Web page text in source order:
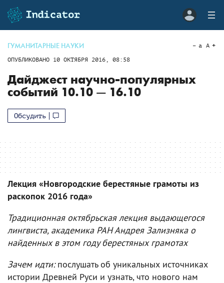
ГУМАНИТАРНЫЕ НАУКИ
ОПУБЛИКОВАНО 10 ОКТЯБРЯ 2016, 08:58
a A
Дайджест научно-популярных
событий 10.10 — 16.10
Обсудить
Лекция «Новгородские берестяные грамоты из
раскопок 2016 года»
Традиционная октябрьская лекция выдающегося
лингвиста, академика РАН Андрея Зализняка о
найденных в этом году берестяных грамотах
Зачем идти:послушать об уникальных источниках
истории Древней Руси и узнать, что нового нам